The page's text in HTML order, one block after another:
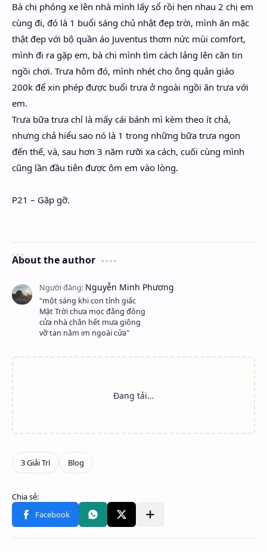
Bà chị phóng xe lên nhà mình lấy sổ rồi hẹn nhau 2 chị em
cùng đi, đó là 1 buổi sáng chủ nhật đẹp trời, mình ăn mặc
thật đẹp với bộ quần áo Juventus thơm nức mùi comfort,
mình đi ra gặp em, bà chị mình tìm cách lảng lên căn tin
ngồi chơi. Trưa hôm đó, mình nhét cho ông quản giáo
200k để xin phép được buổi trưa ở ngoài ngồi ăn trưa với
em.
Trưa bữa trưa chỉ là mấy cái bánh mì kèm theo ít chả,
nhưng chả hiểu sao nó là 1 trong những bữa trưa ngon
đến thế, và, sau hơn 3 năm rưỡi xa cách, cuối cùng mình
cũng lần đầu tiên được ôm em vào lòng.
P21 – Gặp gỡ.
About the author
"một sáng khi con tỉnh giấc
Mặt Trời chưa mọc đằng đông
cửa nhà chắn hết mưa giông
vỡ tan nằm im ngoài cửa"